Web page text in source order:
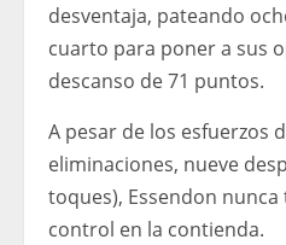
desventaja, pateando
cuarto para poner a sus
descanso de 71 puntos.
A pesar de los esfuerzos
eliminaciones, nueve
toques), Essendon
control en la contienda.